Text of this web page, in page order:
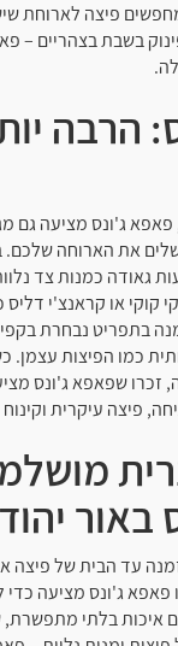
פיצה לארוחת
בשבת בצהריים –
הרבה
ג'ונס מציעה גם
את הארוחה שלכם.
גאודה כמנות צד
קוקי או קראנצ'י דליס
בתפריט נבחרת
כמו הפיצות
זכרו שפאפא ג'ונס
פיצה עיקרית
באור
עד הבית של פיצה
ג'ונס מציעה כדי
איכות בלתי מתפשרת,